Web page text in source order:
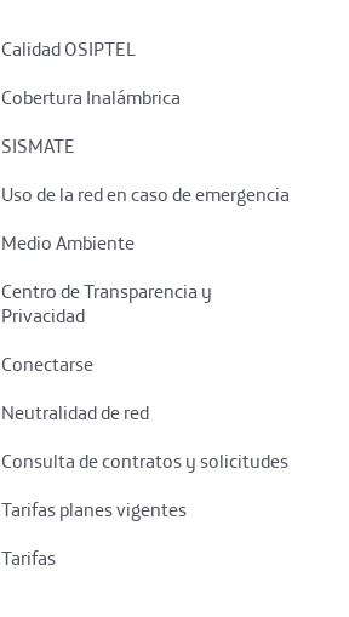
Calidad OSIPTEL
Cobertura Inalámbrica
SISMATE
Uso de la red en caso de emergencia
Medio Ambiente
Centro de Transparencia y
Privacidad
Conectarse
Neutralidad de red
Consulta de contratos y solicitudes
Tarifas planes vigentes
Tarifas